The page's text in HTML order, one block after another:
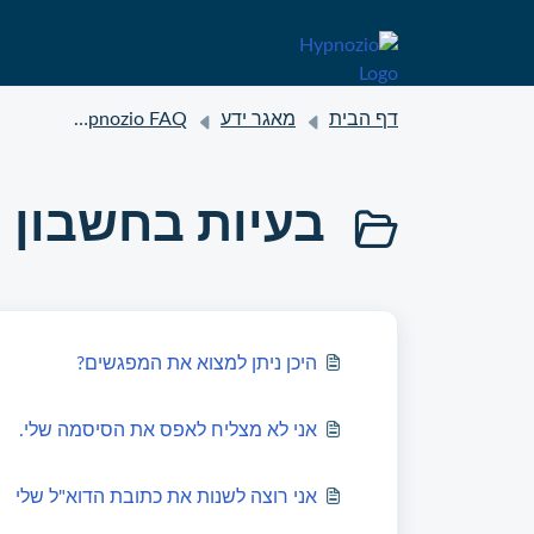
דף הבית מאגר ידע Hypnozio FAQ
בעיות בחשבון
היכן ניתן למצוא את המפגשים?
אני לא מצליח לאפס את הסיסמה שלי.
אני רוצה לשנות את כתובת הדוא"ל שלי